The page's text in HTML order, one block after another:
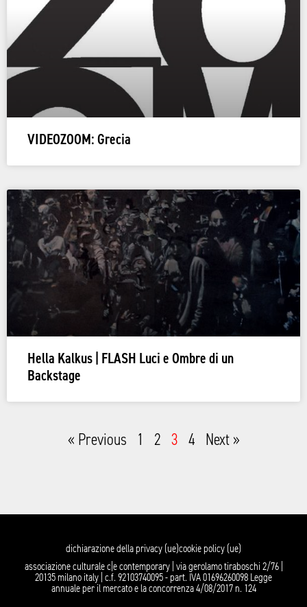
VIDEOZOOM: Grecia
Hella Kalkus | FLASH Luci e Ombre di un
Backstage
« Previous 1 2 3 4 Next »
dichiarazione della privacy (ue)cookie policy (ue)
associazione culturale c|e contemporary | via gerolamo tiraboschi 2/76 |
20135 milano italy | c.f. 92103740095 - part. IVA 01696260098 Legge
annuale per il mercato e la concorrenza 4/08/2017 n. 124